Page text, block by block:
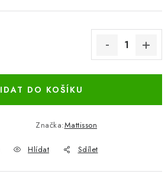
DO KOŠÍKU
Značka:Mattisson
Hlídat Sdílet